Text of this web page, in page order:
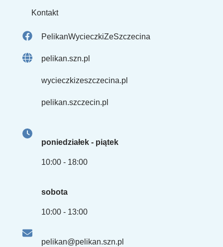
Kontakt
PelikanWycieczkiZeSzczecina
pelikan.szn.pl
wycieczkizeszczecina.pl
pelikan.szczecin.pl
poniedziałek - piątek
10:00 - 18:00
sobota
10:00 - 13:00
pelikan@pelikan.szn.pl